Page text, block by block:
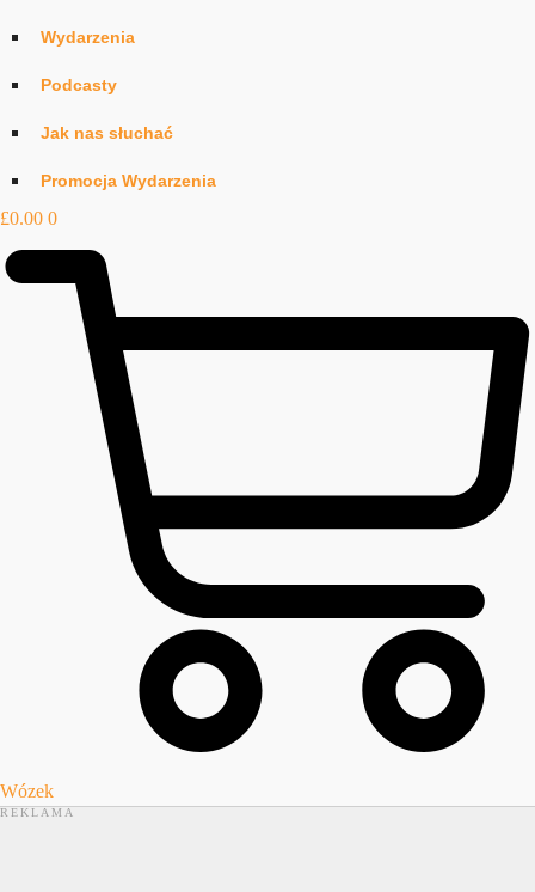
Wydarzenia
Podcasty
Jak nas słuchać
Promocja Wydarzenia
£0.00 0
Wózek